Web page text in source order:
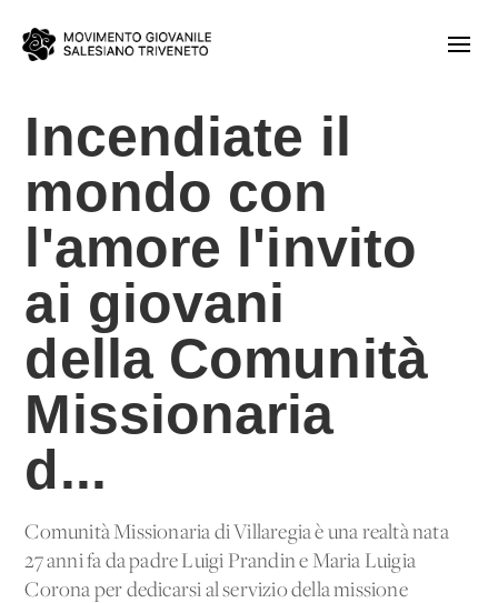
Incendiate il
mondo con
l'amore l'invito
ai giovani
della Comunità
Missionaria
d...
Comunità Missionaria di Villaregia è una realtà nata
27 anni fa da padre Luigi Prandin e Maria Luigia
Corona per dedicarsi al servizio della missione